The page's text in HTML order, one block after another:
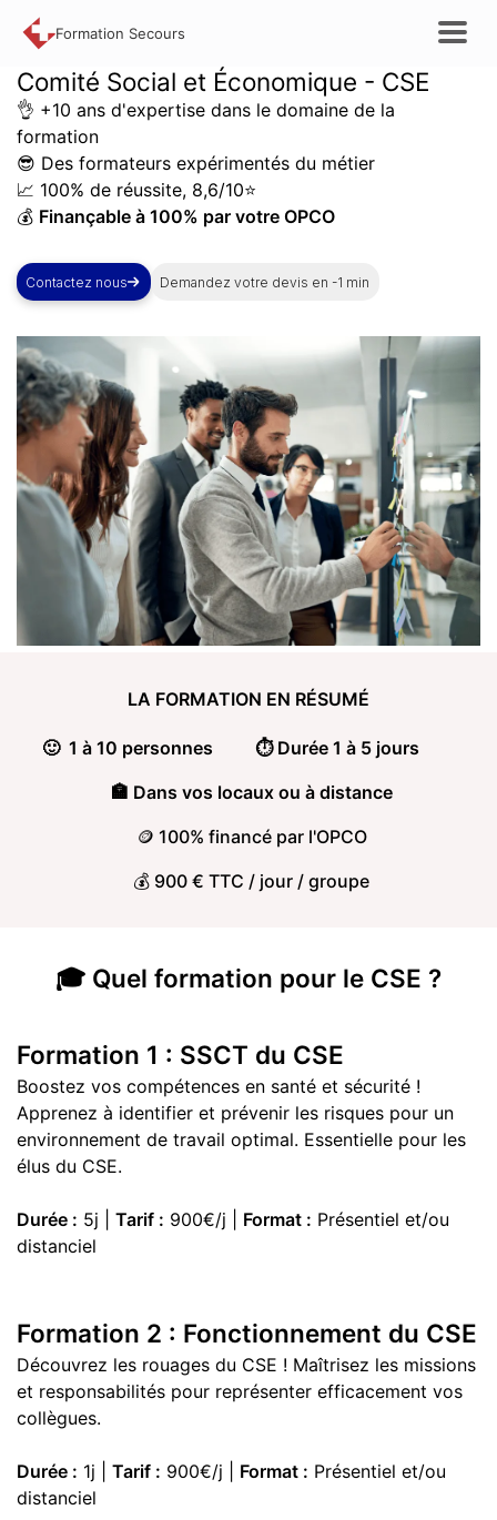
Formation Secours
Comité Social et Économique - CSE
👌 +10 ans d'expertise dans le domaine de la
formation
😎 Des formateurs expérimentés du métier
📈 100% de réussite, 8,6/10⭐
💰 Finançable à 100% par votre OPCO
Contactez nous Demandez votre devis en -1 min
LA FORMATION EN RÉSUMÉ
🙂 1 à 10 personnes
⏱️ Durée 1 à 5 jours
🏣 Dans vos locaux ou à distance
🪙 100% financé par l'OPCO
💰 900 € TTC / jour / groupe
🎓 Quel formation pour le CSE ?
Formation 1 : SSCT du CSE
Boostez vos compétences en santé et sécurité !
Apprenez à identifier et prévenir les risques pour un
environnement de travail optimal. Essentielle pour les
élus du CSE.
Durée : 5j | Tarif : 900€/j | Format : Présentiel et/ou
distanciel
Formation 2 : Fonctionnement du CSE
Découvrez les rouages du CSE ! Maîtrisez les missions
et responsabilités pour représenter efficacement vos
collègues.
Durée : 1j | Tarif : 900€/j | Format : Présentiel et/ou
distanciel